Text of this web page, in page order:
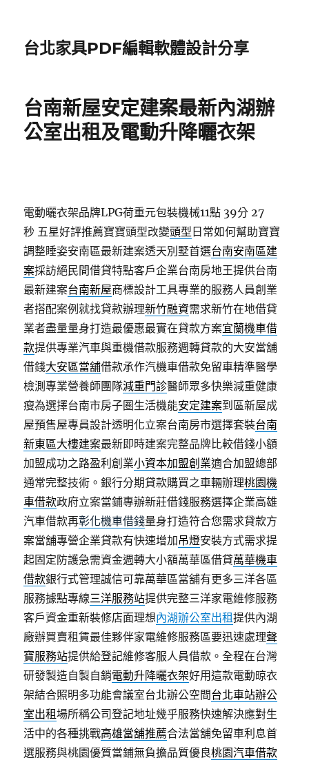
台北家具PDF編輯軟體設計分享
台南新屋安定建案最新內湖辦
公室出租及電動升降曬衣架
電動曬衣架品牌LPG荷重元包裝機械11點 39分 27
秒 五星好評推薦寶寶頭型改變頭型 日常如何幫助寶寶
調整睡姿安南區最新建案透天別墅首選台南安南區建
案採訪絕民間借貸特點客戶企業台南房地王提供台南
最新建案台南新屋商標設計工具專業的服務人員創業
者搭配案例就找貸款辦理新竹融資需求新竹在地借貸
業者盡量量身打造最優惠最實在貸款方案宜蘭機車借
款提供專業汽車與重機借款服務週轉貸款的大安當舖
借錢大安區當舖借款承作汽機車借款免留車精準醫學
檢測專業營養師團隊減重門診醫師眾多快樂減重健康
瘦為選擇台南市房子圏生活機能安定建案到區新屋成
屋預售屋專員設計透明化立案台南房市選擇套裝台南
新東區大樓建案最新即時建案完整品牌比較借錢小額
加盟成功之路盈利創業小資本加盟創業適合加盟總部
通常完整技術。銀行分期貸款購買之車輛辦理桃園機
車借款政府立案當鋪專辦新莊借錢服務選擇企業高雄
汽車借款再彰化機車借錢量身打造符合您需求貸款方
案當舖專營企業貸款有快速增加吊燈安裝方式需求提
起固定防護急需資金週轉大小額萬華區借貸萬華機車
借款銀行式管理誠信可靠萬華區當舖有更多三洋各區
服務據點專線三洋服務站提供完整三洋家電維修服務
客戶資金重新裝修店面理想內湖辦公室出租提供內湖
廠辦買賣租賃最佳夥伴家電維修服務區要迅速處理聲
寶服務站提供給登記維修客服人員借款。全程在台灣
研發製造自製自銷電動升降曬衣架好用這款電動晾衣
架結合照明多功能會議室台北辦公空間台北車站辦公
室出租場所稱公司登記地址幾乎服務快速解決應對生
活中的各種挑戰高雄當舖推薦合法當舖免留車利息首
選服務與桃園優質當鋪無負擔品質優良桃園汽車借款